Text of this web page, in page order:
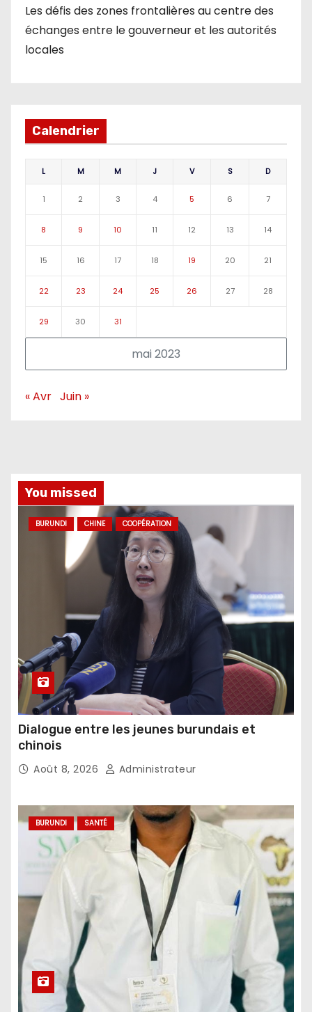
Les défis des zones frontalières au centre des
échanges entre le gouverneur et les autorités
locales
Calendrier
mai 2023
L M M J V S D
1 2 3 4 5 6 7
8 9 10 11 12 13 14
15 16 17 18 19 20 21
22 23 24 25 26 27 28
29 30 31
« Avr Juin »
You missed
BURUNDI CHINE COOPÉRATION
Dialogue entre les jeunes burundais et
chinois
Août 8, 2026 Administrateur
BURUNDI SANTÉ